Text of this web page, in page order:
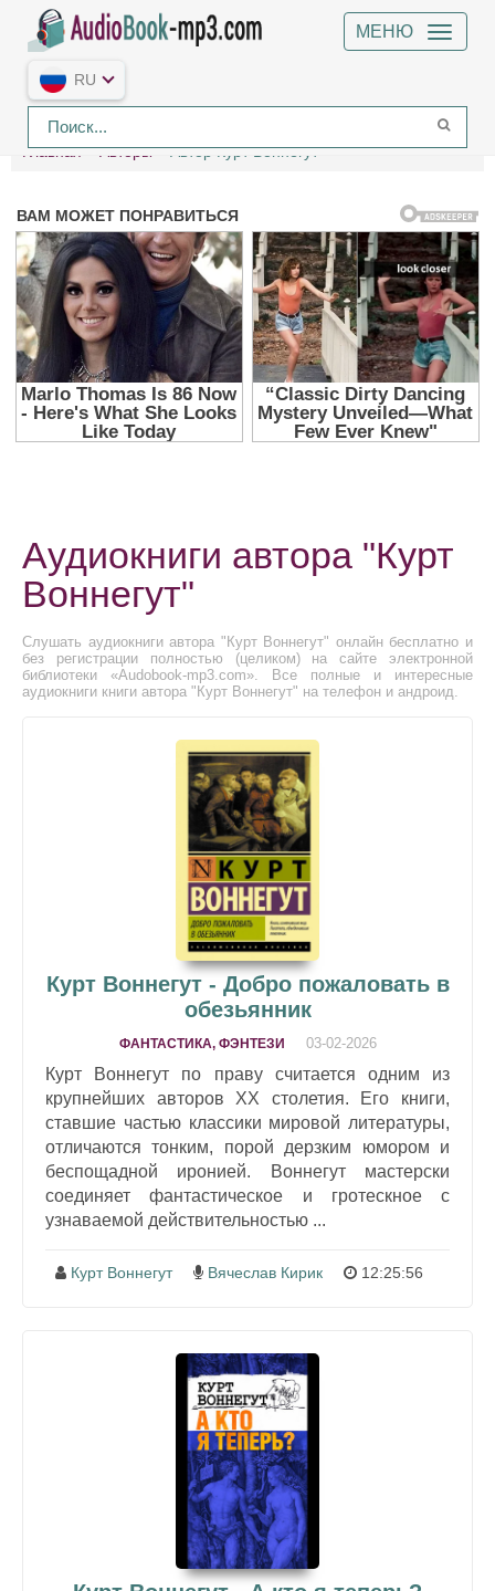
МЕНЮ
RU
Главная Авторы Автор Курт Воннегут
Аудиокниги автора "Курт
Воннегут"
Слушать аудиокниги автора "Курт Воннегут" онлайн бесплатно и
без регистрации полностью (целиком) на сайте электронной
библиотеки «Audobook-mp3.com». Все полные и интересные
аудиокниги книги автора "Курт Воннегут" на телефон и андроид.
Курт Воннегут - Добро пожаловать в
обезьянник
ФАНТАСТИКА, ФЭНТЕЗИ 03-02-2026
Курт Воннегут по праву считается одним из
крупнейших авторов XX столетия. Его книги,
ставшие частью классики мировой литературы,
отличаются тонким, порой дерзким юмором и
беспощадной иронией. Воннегут мастерски
соединяет фантастическое и гротескное с
узнаваемой действительностью ...
Курт Воннегут Вячеслав Кирик 12:25:56